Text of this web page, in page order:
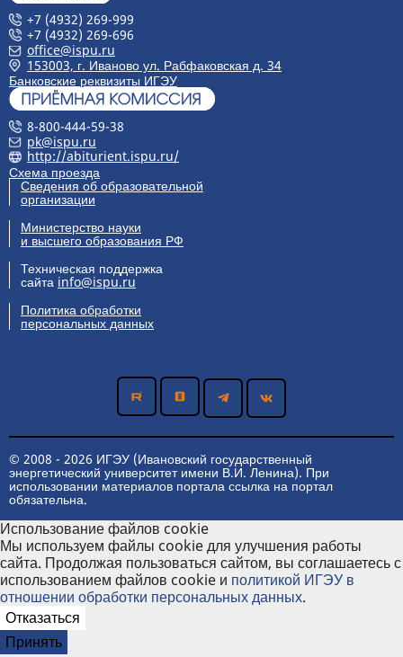
+7 (4932) 269-999
+7 (4932) 269-696
office@ispu.ru
153003, г. Иваново ул. Рабфаковская д. 34
Банковские реквизиты ИГЭУ
8-800-444-59-38
pk@ispu.ru
http://abiturient.ispu.ru/
Схема проезда
Сведения об образовательной
организации
Министерство науки
и высшего образования РФ
Техническая поддержка
сайта info@ispu.ru
Политика обработки
персональных данных
© 2008 - 2026 ИГЭУ (Ивановский государственный
энергетический университет имени В.И. Ленина). При
использовании материалов портала ссылка на портал
обязательна.
Использование файлов cookie
Мы используем файлы cookie для улучшения работы
сайта. Продолжая пользоваться сайтом, вы соглашаетесь с
использованием файлов cookie и политикой ИГЭУ в
отношении обработки персональных данных.
Отказаться
Принять